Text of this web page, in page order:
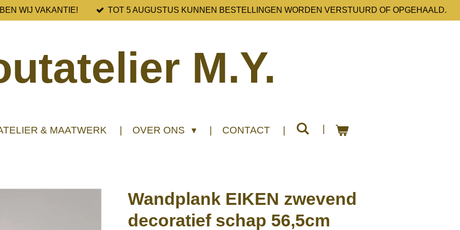
WIJ VAKANTIE! TOT 5 AUGUSTUS KUNNEN BESTELLINGEN WORDEN VERSTUURD OF OPGEHAALD.
M.Y.
& MAATWERK OVER ONS CONTACT
Wandplank EIKEN zwevend
decoratief schap 56,5cm